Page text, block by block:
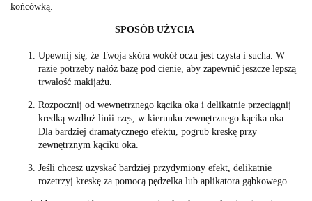
końcówką.
SPOSÓB UŻYCIA
Upewnij się, że Twoja skóra wokół oczu jest czysta i sucha. W
razie potrzeby nałóż bazę pod cienie, aby zapewnić jeszcze lepszą
trwałość makijażu.
Rozpocznij od wewnętrznego kącika oka i delikatnie przeciągnij
kredką wzdłuż linii rzęs, w kierunku zewnętrznego kącika oka.
Dla bardziej dramatycznego efektu, pogrub kreskę przy
zewnętrznym kąciku oka.
Jeśli chcesz uzyskać bardziej przydymiony efekt, delikatnie
rozetrzyj kreskę za pomocą pędzelka lub aplikatora gąbkowego.